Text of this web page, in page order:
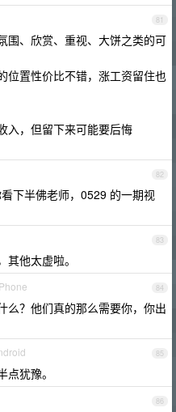
81
围、欣赏、重视、大饼之类的可
位置性价比不错，涨工资留住也
入，但留下来可能要后悔
82
下半佛老师，0529 的一期视
83
他太虚啦。
84
么？他们真的那么需要你，你出
85
犹豫。
86